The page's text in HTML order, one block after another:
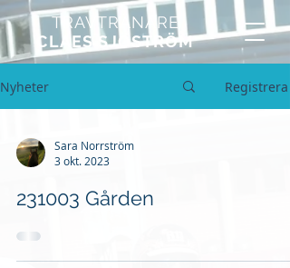
TRAVTRÄNARE
CLAES SJÖSTRÖM
Nyheter Registrera
Sara Norrström
3 okt. 2023
231003 Gården